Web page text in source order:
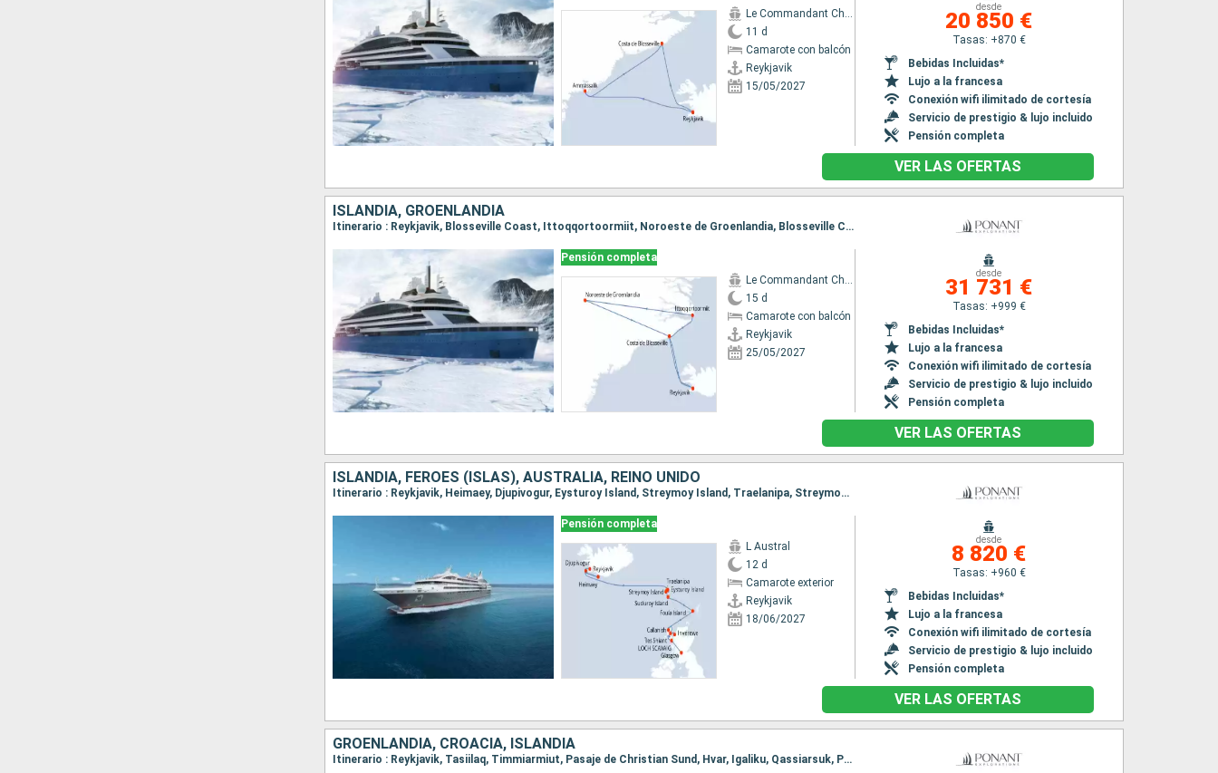
Le Commandant Charcot
11 d
Camarote con balcón
Reykjavik
15/05/2027
desde
20 850 €
Tasas: +870 €
Bebidas Incluidas*
Lujo a la francesa
Conexión wifi ilimitado de cortesía
Servicio de prestigio & lujo incluido
Pensión completa
VER LAS OFERTAS
ISLANDIA, GROENLANDIA
Itinerario : Reykjavik, Blosseville Coast, Ittoqqortoormiit, Noroeste de Groenlandia, Blosseville Coast, Reykjavik
Pensión completa
Le Commandant Charcot
15 d
Camarote con balcón
Reykjavik
25/05/2027
desde
31 731 €
Tasas: +999 €
Bebidas Incluidas*
Lujo a la francesa
Conexión wifi ilimitado de cortesía
Servicio de prestigio & lujo incluido
Pensión completa
VER LAS OFERTAS
ISLANDIA, FÉROES (ISLAS), AUSTRALIA, REINO UNIDO
Itinerario : Reykjavik, Heimaey, Djupivogur, Eysturoy Island, Streymoy Island, Traelanipa, Streymoy Island, Suduroy Island, Foula Island, Callanish, Îles Shiant, Inverewe, LOCH SCAVAIG , Glasgow
Pensión completa
L Austral
12 d
Camarote exterior
Reykjavik
18/06/2027
desde
8 820 €
Tasas: +960 €
Bebidas Incluidas*
Lujo a la francesa
Conexión wifi ilimitado de cortesía
Servicio de prestigio & lujo incluido
Pensión completa
VER LAS OFERTAS
GROENLANDIA, CROACIA, ISLANDIA
Itinerario : Reykjavik, Tasiilaq, Timmiarmiut, Pasaje de Christian Sund, Hvar, Igaliku, Qassiarsuk, Paamiut, Evighedsfjorden, Bahia Disco, Nooralak, Nuuk